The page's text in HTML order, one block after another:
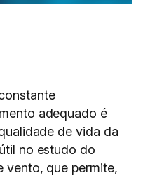
adequado é
de vida da
no estudo do
vento, que permite,